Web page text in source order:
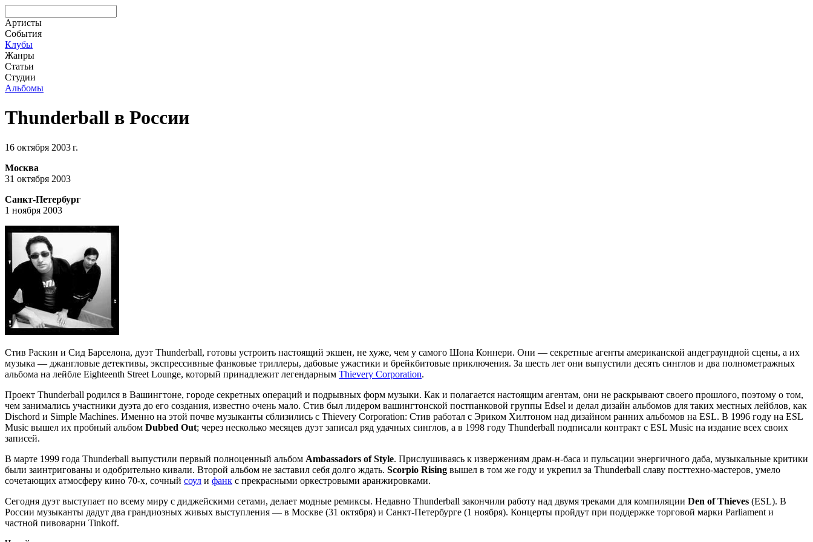
Артисты
События
Клубы
Жанры
Статьи
Студии
Альбомы
Thunderball в России
16 октября 2003 г.
Москва
31 октября 2003
Санкт-Петербург
1 ноября 2003
Стив Раскин и Сид Барселона, дуэт Thunderball, готовы устроить настоящий экшен, не хуже, чем у самого Шона Коннери. Они — секретные агенты американской андеграундной сцены, а их
музыка — джангловые детективы, экспрессивные фанковые триллеры, дабовые ужастики и брейкбитовые приключения. За шесть лет они выпустили десять синглов и два полнометражных
альбома на лейбле Eighteenth Street Lounge, который принадлежит легендарным Thievery Corporation.
Проект Thunderball родился в Вашингтоне, городе секретных операций и подрывных форм музыки. Как и полагается настоящим агентам, они не раскрывают своего прошлого, поэтому о том,
чем занимались участники дуэта до его создания, известно очень мало. Стив был лидером вашингтонской постпанковой группы Edsel и делал дизайн альбомов для таких местных лейблов, как
Dischord и Simple Machines. Именно на этой почве музыканты сблизились с Thievery Corporation: Стив работал с Эриком Хилтоном над дизайном ранних альбомов на ESL. В 1996 году на ESL
Music вышел их пробный альбом Dubbed Out; через несколько месяцев дуэт записал ряд удачных синглов, а в 1998 году Thunderball подписали контракт с ESL Music на издание всех своих
записей.
В марте 1999 года Thunderball выпустили первый полноценный альбом Ambassadors of Style. Прислушиваясь к извержениям драм-н-баса и пульсации энергичного даба, музыкальные критики
были заинтригованы и одобрительно кивали. Второй альбом не заставил себя долго ждать. Scorpio Rising вышел в том же году и укрепил за Thunderball славу посттехно-мастеров, умело
сочетающих атмосферу кино 70-х, сочный соул и фанк с прекрасными оркестровыми аранжировками.
Сегодня дуэт выступает по всему миру с диджейскими сетами, делает модные ремиксы. Недавно Thunderball закончили работу над двумя треками для компиляции Den of Thieves (ESL). В
России музыканты дадут два грандиозных живых выступления — в Москве (31 октября) и Санкт-Петербурге (1 ноября). Концерты пройдут при поддержке торговой марки Parliament и
частной пивоварни Tinkoff.